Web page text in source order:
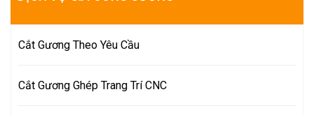
Cắt Gương Theo Yêu Cầu
Cắt Gương Ghép Trang Trí CNC